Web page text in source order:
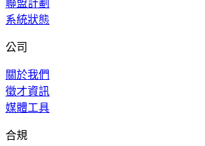
聯盟計劃
系統狀態
公司
關於我們
徵才資訊
媒體工具
合規